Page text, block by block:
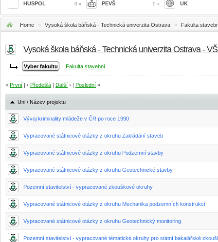
HUSPOL 0 x PEVŠ 0 x
UK
Home » Vysoká škola báňská - Technická univerzita Ostrava » Fakulta
Vysoká škola báňská - Technická univerzita Ostrava -
Fakulta stavební
« První | ‹ Předešlá Další › | Poslední »
Uni / Název projektu
Vývoj kriminality mládeže v ČR po roce 1990
Vypracované státnicové otázky z okruhu Zakládání staveb
Vypracované státnicové otázky z okruhu Podzemní stavby
Vypracované státnicové otázky z okruhu Geotechnické stavby
Pozemní stavitelství - vypracované zkouškové okruhy
Vypracované státnicové otázky z okruhu Mechanika podzemních konstrukcí
Vypracované státnicové otázky z okruhu Geotechnický monitoring
Pozemní stavitelství - vypracované tématické okruhy pro státní bakalářské